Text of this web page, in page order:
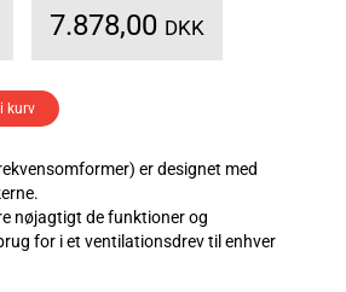
7.878,00 DKK
kurv
er designet med
nøjagtigt de funktioner og
for i et ventilationsdrev til enhver